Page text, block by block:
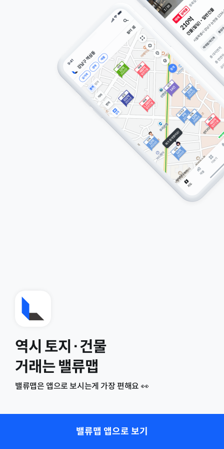
역시 토지·건물
거래는 밸류맵
밸류맵은 앱으로 보시는게 가장 편해요 👀
밸류맵 앱으로 보기